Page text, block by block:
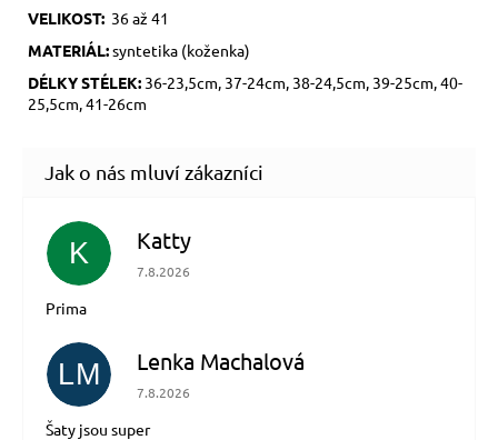
VELIKOST: 36 až 41
MATERIÁL:syntetika (koženka)
DÉLKY STÉLEK: 36-23,5cm, 37-24cm, 38-24,5cm, 39-25cm, 40-
25,5cm, 41-26cm
K Katty
Hodnocení obchodu je 5 z 5 hvězdiček.
7.8.2026
Prima
LM Lenka Machalová
Hodnocení obchodu je 5 z 5 hvězdiček.
7.8.2026
Šaty jsou super